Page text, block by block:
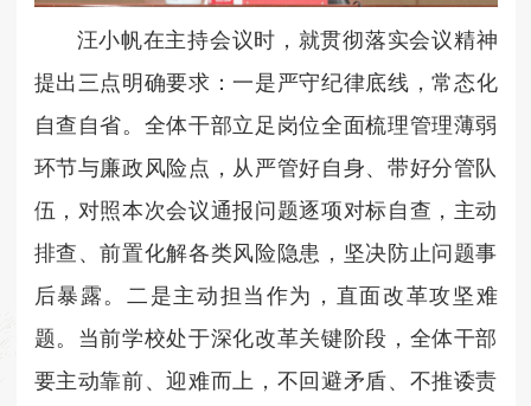
汪小帆在主持会议时，就贯彻落实会议精神
提出三点明确要求：一是严守纪律底线，常态化
自查自省。全体干部立足岗位全面梳理管理薄弱
环节与廉政风险点，从严管好自身、带好分管队
伍，对照本次会议通报问题逐项对标自查，主动
排查、前置化解各类风险隐患，坚决防止问题事
后暴露。 二是主动担当作为，直面改革攻坚难
题。当前学校处于深化改革关键阶段，全体干部
要主动靠前、迎难而上，不回避矛盾、不推诿责